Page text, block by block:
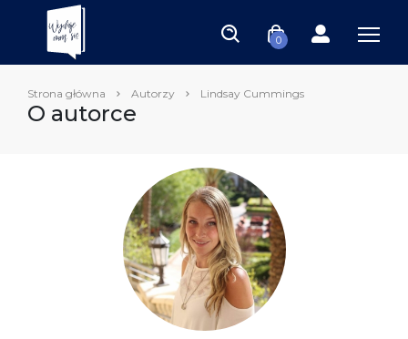
0
Strona główna Autorzy Lindsay Cummings
O autorce